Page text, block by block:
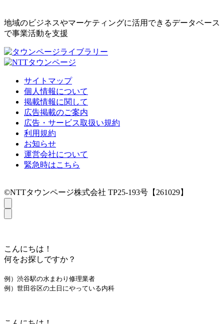
地域のビジネスやマーケティングに活用できるデータベース
で事業活動を支援
サイトマップ
個人情報について
掲載情報に関して
広告掲載のご案内
広告・サービス取扱い規約
利用規約
お知らせ
運営会社について
緊急時はこちら
©NTTタウンページ株式会社 TP25-193号【261029】
こんにちは！
何をお探しですか？
例）渋谷駅の水まわり修理業者
例）世田谷区の土日にやっている内科